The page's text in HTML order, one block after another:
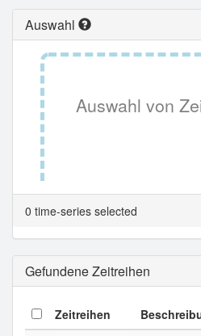
Auswahl
Auswahl von
0 time-series selected
Gefundene Zeitreihen
Zeitreihen